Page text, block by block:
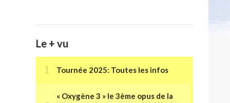
Le + vu